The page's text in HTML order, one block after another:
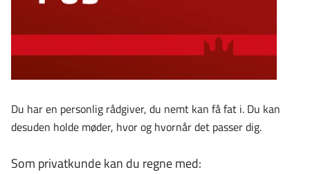
Du har en personlig rådgiver, du nemt kan få fat i. Du kan
desuden holde møder, hvor og hvornår det passer dig.
Som privatkunde kan du regne med: